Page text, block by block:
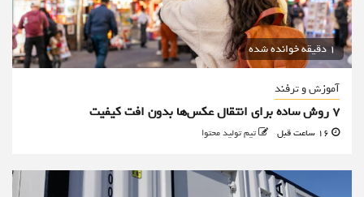
1 دقیقه خوانده شده
آموزش و ترفند
۷ روش ساده برای انتقال عکس‌ها بدون افت کیفیت
تیم تولید محتوا